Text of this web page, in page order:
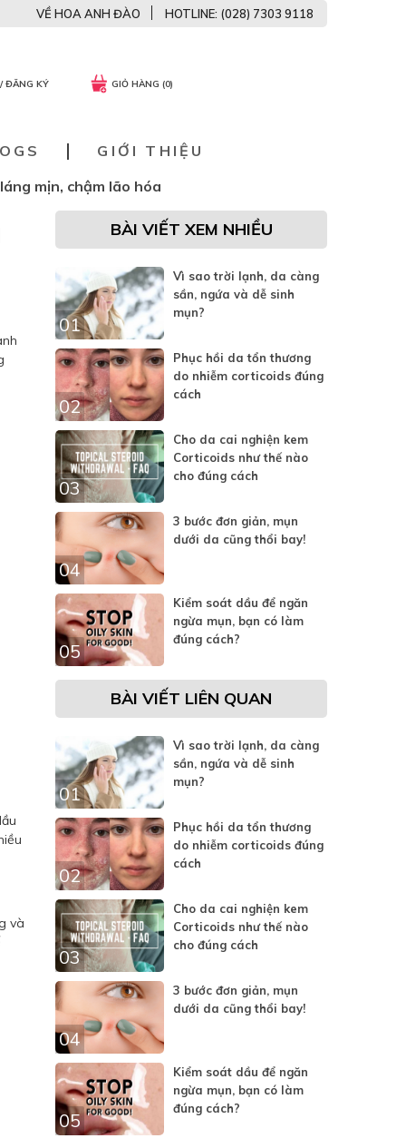
ĐĂNG KÝ GIỎ HÀNG (0)
VỀ HOA ANH ĐÀO HOTLINE: (028) 7303 9118
GIỚI THIỆU
mịn, chậm lão hóa
và
BÀI VIẾT XEM NHIỀU
01
Vì sao trời lạnh, da càng
sần, ngứa và dễ sinh
mụn?
02
Phục hồi da tổn thương
do nhiễm corticoids đúng
cách
03
Cho da cai nghiện kem
Corticoids như thế nào
cho đúng cách
04
3 bước đơn giản, mụn
dưới da cũng thổi bay!
05
Kiểm soát dầu để ngăn
ngừa mụn, bạn có làm
đúng cách?
BÀI VIẾT LIÊN QUAN
01
Vì sao trời lạnh, da càng
sần, ngứa và dễ sinh
mụn?
02
Phục hồi da tổn thương
do nhiễm corticoids đúng
cách
03
Cho da cai nghiện kem
Corticoids như thế nào
cho đúng cách
04
3 bước đơn giản, mụn
dưới da cũng thổi bay!
05
Kiểm soát dầu để ngăn
ngừa mụn, bạn có làm
đúng cách?